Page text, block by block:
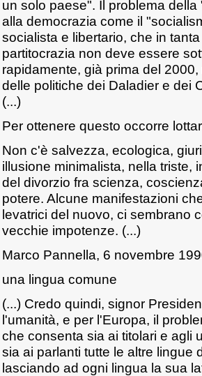
un solo paese". Il problema
alla democrazia come il
socialista e libertario, che in
partitocrazia non deve essere
rapidamente, già prima del
delle politiche dei Daladier e dei
(...)
Per ottenere questo occorre
Non c'è salvezza, ecologica,
illusione minimalista, nella triste,
del divorzio fra scienza,
potere. Alcune manifestazioni
levatrici del nuovo, ci sembrano
vecchie impotenze. (...)
Marco Pannella, 6 novembre
una lingua comune
(...) Credo quindi, signor
l'umanità, e per l'Europa, il
che consenta sia ai titolari e agli
sia ai parlanti tutte le altre lingue
lasciando ad ogni lingua la sua